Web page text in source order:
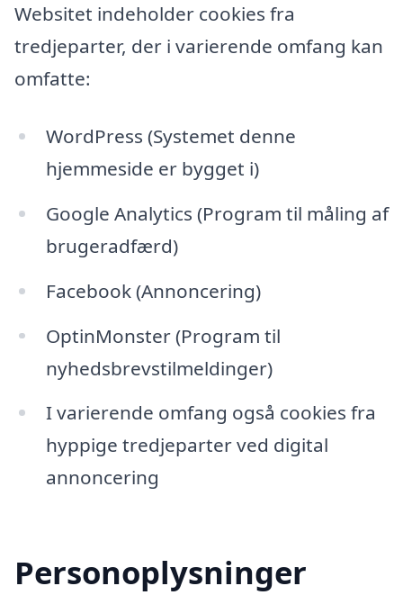
Websitet indeholder cookies fra
tredjeparter, der i varierende omfang kan
omfatte:
WordPress (Systemet denne
hjemmeside er bygget i)
Google Analytics (Program til måling af
brugeradfærd)
Facebook (Annoncering)
OptinMonster (Program til
nyhedsbrevstilmeldinger)
I varierende omfang også cookies fra
hyppige tredjeparter ved digital
annoncering
Personoplysninger